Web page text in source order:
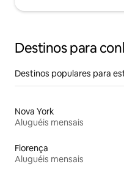
Destinos para
Destinos populares para
Nova York
Aluguéis mensais
Florença
Aluguéis mensais